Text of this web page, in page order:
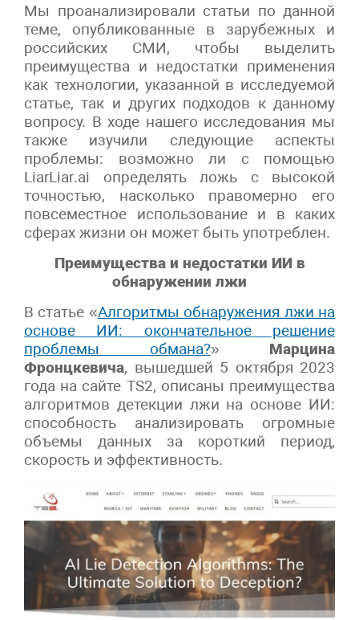
Мы проанализировали статьи по данной
теме, опубликованные в зарубежных и
российских СМИ, чтобы выделить
преимущества и недостатки применения
как технологии, указанной в исследуемой
статье, так и других подходов к данному
вопросу. В ходе нашего исследования мы
также изучили следующие аспекты
проблемы: возможно ли с помощью
LiarLiar.ai определять ложь с высокой
точностью, насколько правомерно его
повсеместное использование и в каких
сферах жизни он может быть употреблен.
Преимущества и недостатки ИИ в
обнаружении лжи
В статье «Алгоритмы обнаружения лжи на
основе ИИ: окончательное решение
проблемы обмана?» Марцина
Фронцкевича, вышедшей 5 октября 2023
года на сайте TS2, описаны преимущества
алгоритмов детекции лжи на основе ИИ:
способность анализировать огромные
объемы данных за короткий период,
скорость и эффективность.